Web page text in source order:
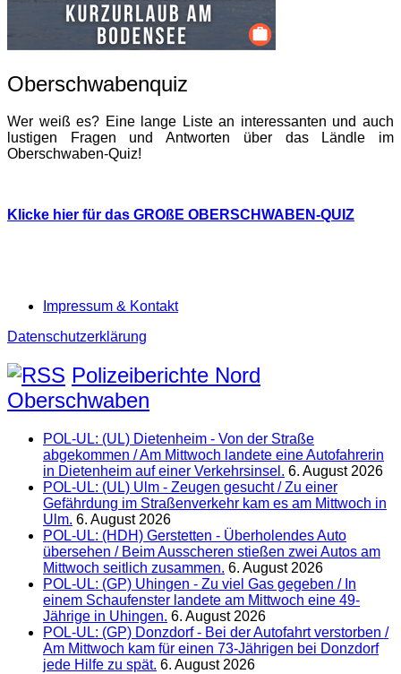
Oberschwabenquiz
Wer weiß es? Eine lange Liste an interessanten und auch
lustigen Fragen und Antworten über das Ländle im
Oberschwaben-Quiz!
Klicke hier für das GROßE OBERSCHWABEN-QUIZ
Impressum & Kontakt
Datenschutzerklärung
Polizeiberichte Nord
Oberschwaben
POL-UL: (UL) Dietenheim - Von der Straße
abgekommen / Am Mittwoch landete eine Autofahrerin
in Dietenheim auf einer Verkehrsinsel. 6. August 2026
POL-UL: (UL) Ulm - Zeugen gesucht / Zu einer
Gefährdung im Straßenverkehr kam es am Mittwoch in
Ulm. 6. August 2026
POL-UL: (HDH) Gerstetten - Überholendes Auto
übersehen / Beim Ausscheren stießen zwei Autos am
Mittwoch seitlich zusammen. 6. August 2026
POL-UL: (GP) Uhingen - Zu viel Gas gegeben / In
einem Schaufenster landete am Mittwoch eine 49-
Jährige in Uhingen. 6. August 2026
POL-UL: (GP) Donzdorf - Bei der Autofahrt verstorben /
Am Mittwoch kam für einen 73-Jährigen bei Donzdorf
jede Hilfe zu spät. 6. August 2026